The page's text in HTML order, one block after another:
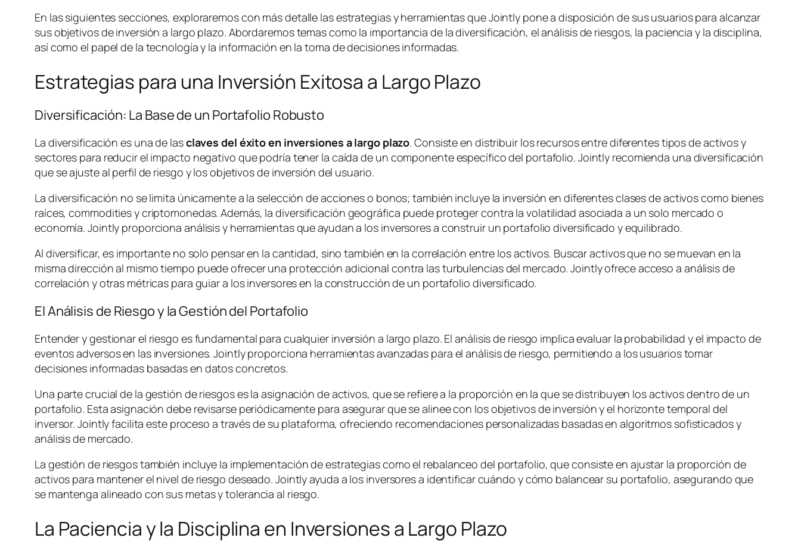
En las siguientes secciones, exploraremos con más detalle las estrategias y herramientas que Jointly pone a disposición de sus usuarios para alcanzar
sus objetivos de inversión a largo plazo. Abordaremos temas como la importancia de la diversificación, el análisis de riesgos, la paciencia y la disciplina,
así como el papel de la tecnología y la información en la toma de decisiones informadas.
Estrategias para una Inversión Exitosa a Largo Plazo
Diversificación: La Base de un Portafolio Robusto
La diversificación es una de lasclaves del éxito en inversiones a largo plazo. Consiste en distribuir los recursos entre diferentes tipos de activos y
sectores para reducir el impacto negativo que podría tener la caída de un componente específico del portafolio. Jointly recomienda una diversificación
que se ajuste al perfil de riesgo y los objetivos de inversión del usuario.
La diversificación no se limita únicamente a la selección de acciones o bonos; también incluye la inversión en diferentes clases de activos como bienes
raíces, commodities y criptomonedas. Además, la diversificación geográfica puede proteger contra la volatilidad asociada a un solo mercado o
economía. Jointly proporciona análisis y herramientas que ayudan a los inversores a construir un portafolio diversificado y equilibrado.
Al diversificar, es importante no solo pensar en la cantidad, sino también en la correlación entre los activos. Buscar activos que no se muevan en la
misma dirección al mismo tiempo puede ofrecer una protección adicional contra las turbulencias del mercado. Jointly ofrece acceso a análisis de
correlación y otras métricas para guiar a los inversores en la construcción de un portafolio diversificado.
El Análisis de Riesgo y la Gestión del Portafolio
Entender y gestionar el riesgo es fundamental para cualquier inversión a largo plazo. El análisis de riesgo implica evaluar la probabilidad y el impacto de
eventos adversos en las inversiones. Jointly proporciona herramientas avanzadas para el análisis de riesgo, permitiendo a los usuarios tomar
decisiones informadas basadas en datos concretos.
Una parte crucial de la gestión de riesgos es la asignación de activos, que se refiere a la proporción en la que se distribuyen los activos dentro de un
portafolio. Esta asignación debe revisarse periódicamente para asegurar que se alinee con los objetivos de inversión y el horizonte temporal del
inversor. Jointly facilita este proceso a través de su plataforma, ofreciendo recomendaciones personalizadas basadas en algoritmos sofisticados y
análisis de mercado.
La gestión de riesgos también incluye la implementación de estrategias como el rebalanceo del portafolio, que consiste en ajustar la proporción de
activos para mantener el nivel de riesgo deseado. Jointly ayuda a los inversores a identificar cuándo y cómo balancear su portafolio, asegurando que
se mantenga alineado con sus metas y tolerancia al riesgo.
La Paciencia y la Disciplina en Inversiones a Largo Plazo